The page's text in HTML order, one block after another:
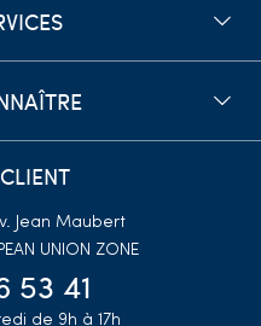
Jean Maubert
UNION ZONE
53 41
de 9h à 17h